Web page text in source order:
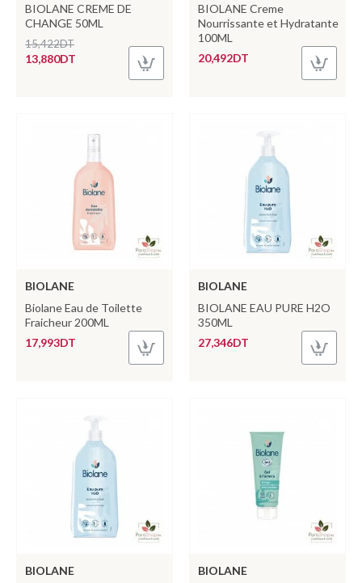
BIOLANE CREME DE
CHANGE 50ML
13,880DT
15,422DT
BIOLANE Creme
Nourrissante et Hydratante
100ML
20,492DT
BIOLANE
Biolane Eau de Toilette
Fraicheur 200ML
17,993DT
BIOLANE
BIOLANE EAU PURE H2O
350ML
27,346DT
BIOLANE
BIOLANE